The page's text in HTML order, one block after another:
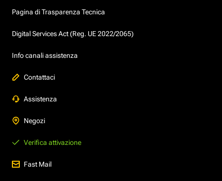
Pagina di Trasparenza Tecnica
Digital Services Act (Reg. UE 2022/2065)
Info canali assistenza
Contattaci
Assistenza
Negozi
Verifica attivazione
Fast Mail